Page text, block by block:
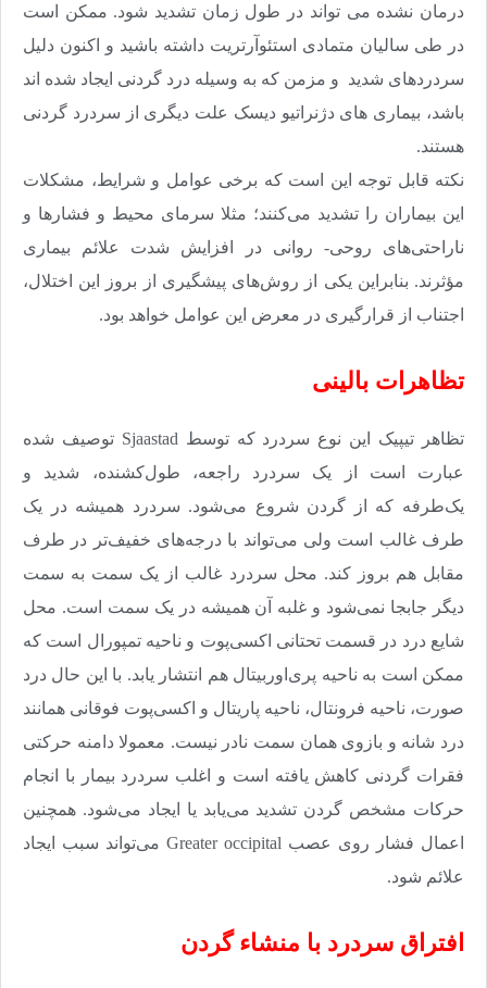
درمان نشده می تواند در طول زمان تشدید شود. ممکن است
در طی سالیان متمادی استئوآرتریت داشته باشید و اکنون دلیل
سردردهای شدید و مزمن که به وسیله درد گردنی ایجاد شده اند
باشد، بیماری های دژنراتیو دیسک علت دیگری از سردرد گردنی
هستند.
نکته قابل توجه این است که برخی عوامل و شرایط، مشکلات
این بیماران را تشدید می‌کنند؛ مثلا سرمای محیط و فشارها و
ناراحتی‌های روحی- روانی در افزایش شدت علائم بیماری
مؤثرند. بنابراین یکی از روش‌های پیشگیری از بروز این اختلال،
اجتناب از قرارگیری در معرض این عوامل خواهد بود.
تظاهرات بالینی
تظاهر تیپیک این نوع سردرد که توسط Sjaastadتوصیف شده
عبارت است از یک سردرد راجعه، طول‌کشنده، شدید و
یک‌طرفه که از گردن شروع می‌شود. سردرد همیشه در یک
طرف غالب است ولی می‌تواند با درجه‌های خفیف‌تر در طرف
مقابل هم بروز کند. محل سردرد غالب از یک سمت به سمت
دیگر جابجا نمی‌شود و غلبه آن همیشه در یک سمت است. محل
شایع درد در قسمت تحتانی اکسی‌پوت و ناحیه تمپورال است که
ممکن است به ناحیه پری‌اوربیتال هم انتشار یابد. با این حال درد
صورت، ناحیه فرونتال، ناحیه پاریتال و اکسی‌پوت فوقانی همانند
درد شانه و بازوی‌‌ همان سمت نادر نیست. معمولا دامنه حرکتی
فقرات گردنی کاهش یافته است و اغلب سردرد بیمار با انجام
حرکات مشخص گردن تشدید می‌یابد یا ایجاد می‌شود. همچنین
اعمال فشار روی عصب Greater occipital می‌تواند سبب ایجاد
علائم شود.
افتراق سردرد با منشاء گردن